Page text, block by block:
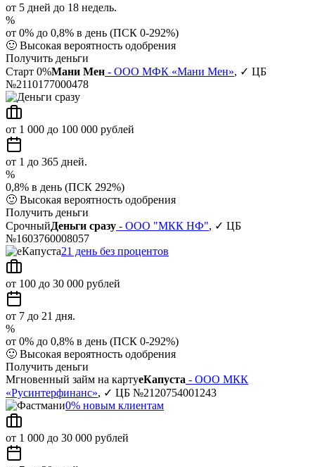
от 5 дней до 18 недель.
%
от 0% до 0,8% в день (ПСК 0-292%)
🙂 Высокая вероятность одобрения
Получить деньги
Старт 0%Мани Мен - ООО МФК «Мани Мен», ✓ ЦБ
№2110177000478
от 1 000 до 100 000 рублей
от 1 до 365 дней.
%
0,8% в день (ПСК 292%)
🙂 Высокая вероятность одобрения
Получить деньги
СрочныйДеньги сразу - ООО "МКК НФ", ✓ ЦБ
№1603760008057
21 день без процентов
от 100 до 30 000 рублей
от 7 до 21 дня.
%
от 0% до 0,8% в день (ПСК 0-292%)
🙂 Высокая вероятность одобрения
Получить деньги
Мгновенный займ на картуеКапуста - ООО МКК
«Русинтерфинанс», ✓ ЦБ №2120754001243
0% новым клиентам
от 1 000 до 30 000 рублей